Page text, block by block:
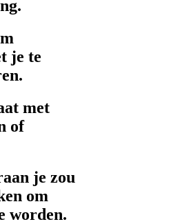
je te
met
of
je zou
om
worden.